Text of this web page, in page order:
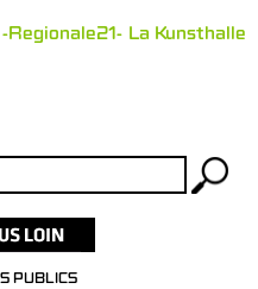
La Kunsthalle
PUBLICS